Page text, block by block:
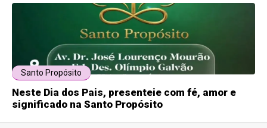
Santo Propósito
Neste Dia dos Pais, presenteie com fé, amor e
significado na Santo Propósito